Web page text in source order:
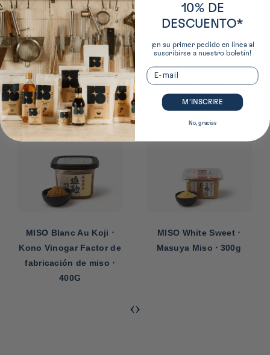
Conservez-le au réfrigérateur 1 semaine, ou au
congélateur jusqu’à 1 mois.
Nuestras recomendaciones para esta receta:
MISO Blanc Au Koji ⋅
Kono Vinogar Factor de
fabricación de miso ⋅
400G
MISO White Sweet ⋅
Masuya Miso ⋅ 300g
‹›
10% DE
DESCUENTO*
¡en su primer pedido en línea al
suscribirse a nuestro boletín!
Email
M’INSCRIRE
No, gracias